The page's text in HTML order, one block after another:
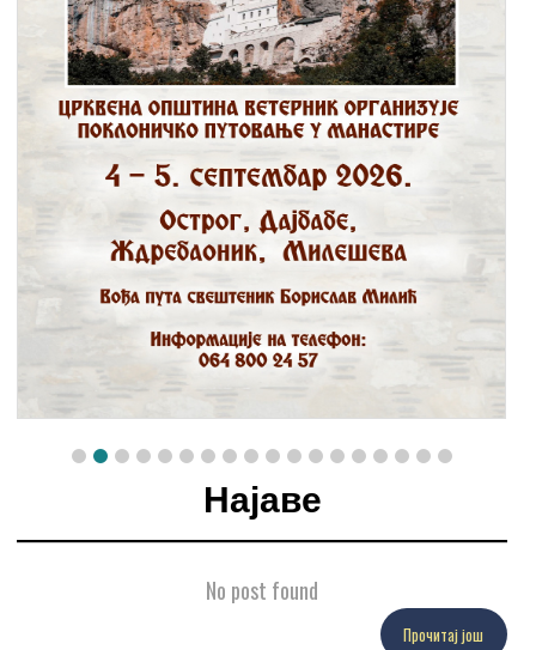
Најаве
No post found
Прочитај још